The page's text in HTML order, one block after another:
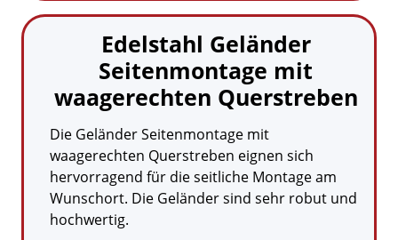
Edelstahl Geländer
Seitenmontage mit
waagerechten Querstreben
Die Geländer Seitenmontage mit
waagerechten Querstreben eignen sich
hervorragend für die seitliche Montage am
Wunschort. Die Geländer sind sehr robut und
hochwertig.